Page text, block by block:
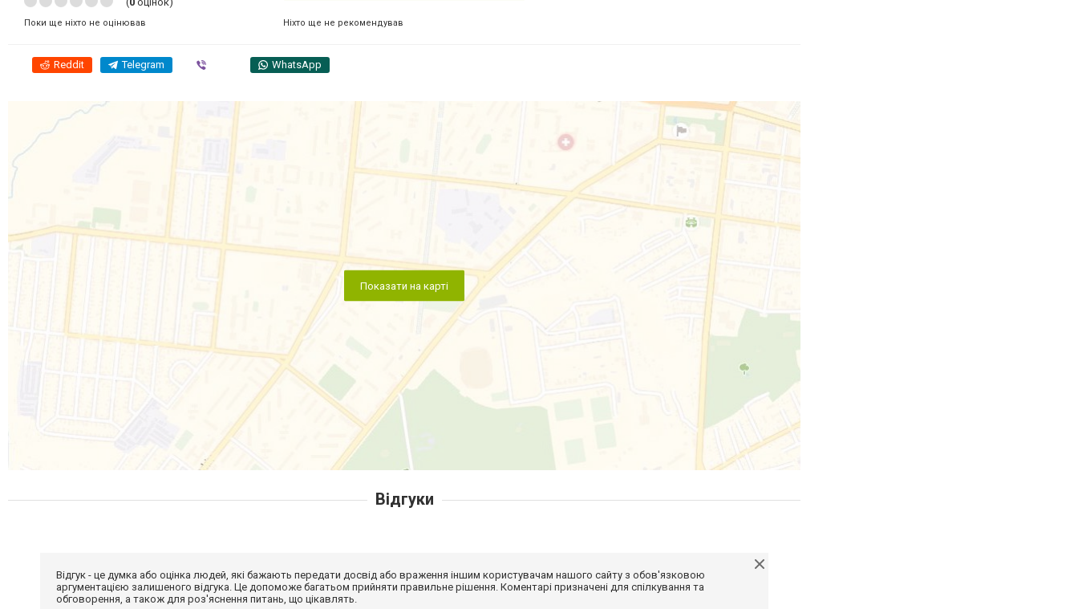
Поки ще ніхто не оцінював Ніхто ще не рекомендував
Reddit Telegram WhatsApp
Показати на карті
Відгуки
Відгук - це думка або оцінка людей, які бажають передати досвід або враження іншим користувачам нашого сайту з обов'язковою
аргументацією залишеного відгука. Це допоможе багатьом прийняти правильне рішення. Коментарі призначені для спілкування та
обговорення, а також для роз'яснення питань, що цікавлять.